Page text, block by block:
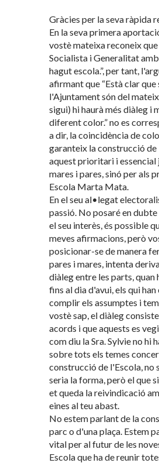
Gràcies per la seva ràpida
En la seva primera
vostè mateixa reconeix
Socialista i Generalitat
hagut escola.”, per tant,
afirmant que “Està clar
l'Ajuntament són del
sigui) hi haurà més diàleg i
diferent color.” no es
a dir, la coincidència de
garanteix la construcció
aquest prioritari i essencial
mares i pares, sinó per als
Escola Marta Mata.
En el seu al•legat
passió. No posaré en
el seu interès, és possible
meves afirmacions, però
posicionar-se de manera
pares i mares, intenta
diàleg entre les parts, quan
fins al dia d'avui, els qui
complir els assumptes i
vostè sap, el diàleg
acords i que aquests es
com diu la Sra. Sylvie no hi
sobre tots els temes
construcció de l'Escola, no
seria la forma, però el que
et queda la reivindicació
eines al teu abast.
No estem parlant de la
parc o d'una plaça. Estem
vital per al futur de les
Escola que ha de reunir